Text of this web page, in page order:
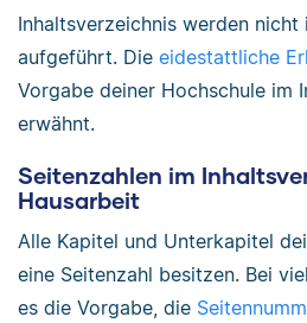
Inhaltsverzeichnis werden nicht
aufgeführt. Die eidestattliche
Vorgabe deiner Hochschule im
erwähnt.
Seitenzahlen im
Hausarbeit
Alle Kapitel und Unterkapitel
eine Seitenzahl besitzen. Bei
es die Vorgabe, die